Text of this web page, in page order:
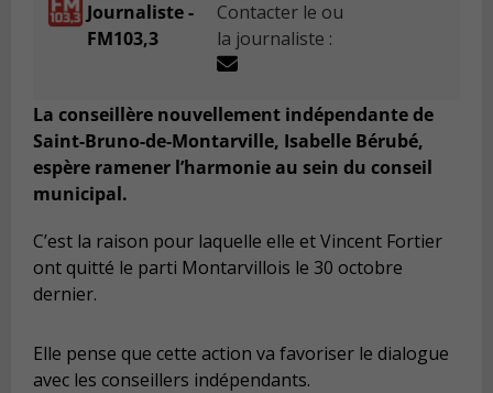
Journaliste -
FM103,3
Contacter le ou
la journaliste :
La conseillère nouvellement indépendante de
Saint-Bruno-de-Montarville, Isabelle Bérubé,
espère ramener l’harmonie au sein du conseil
municipal.
C’est la raison pour laquelle elle et Vincent Fortier
ont quitté le parti Montarvillois le 30 octobre
dernier.
Elle pense que cette action va favoriser le dialogue
avec les conseillers indépendants.